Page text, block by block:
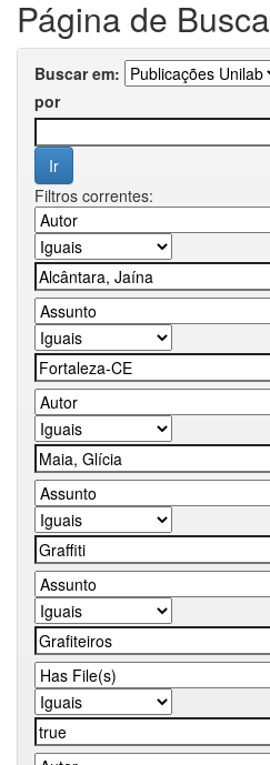
Página de Busca
Buscar em:
por
Filtros correntes: